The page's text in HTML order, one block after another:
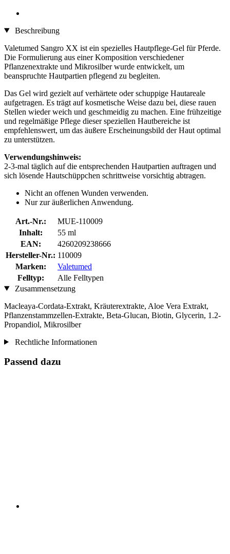
Beschreibung
Valetumed Sangro XX ist ein spezielles Hautpflege-Gel für Pferde.
Die Formulierung aus einer Komposition verschiedener
Pflanzenextrakte und Mikrosilber wurde entwickelt, um
beanspruchte Hautpartien pflegend zu begleiten.
Das Gel wird gezielt auf verhärtete oder schuppige Hautareale
aufgetragen. Es trägt auf kosmetische Weise dazu bei, diese rauen
Stellen wieder weich und geschmeidig zu machen. Eine frühzeitige
und regelmäßige Pflege dieser speziellen Hautbereiche ist
empfehlenswert, um das äußere Erscheinungsbild der Haut optimal
zu unterstützen.
Verwendungshinweis:
2-3-mal täglich auf die entsprechenden Hautpartien auftragen und
sich lösende Hautschüppchen schrittweise vorsichtig abtragen.
Nicht an offenen Wunden verwenden.
Nur zur äußerlichen Anwendung.
Art.-Nr.:
MUE-110009
Inhalt:
55 ml
EAN:
4260209238666
Hersteller-Nr.: 110009
Marken:
Valetumed
Felltyp:
Alle Felltypen
Zusammensetzung
Macleaya-Cordata-Extrakt, Kräuterextrakte, Aloe Vera Extrakt,
Pflanzenstammzellen-Extrakte, Beta-Glucan, Biotin, Glycerin, 1.2-
Propandiol, Mikrosilber
Rechtliche Informationen
Passend dazu